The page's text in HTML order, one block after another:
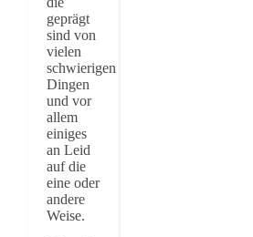
geprägt
sind von
vielen
schwierigen
Dingen
und vor
allem
einiges
an Leid
auf die
eine oder
andere
Weise.